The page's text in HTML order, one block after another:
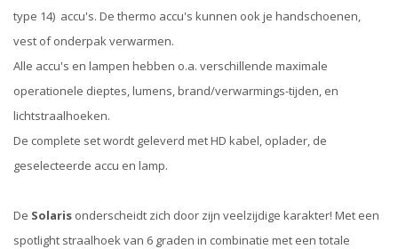
type 14) accu's. De thermo accu's kunnen ook je handschoenen,
vest of onderpak verwarmen.
Alle accu's en lampen hebben o.a. verschillende maximale
operationele dieptes, lumens, brand/verwarmings-tijden, en
lichtstraalhoeken.
De complete set wordt geleverd met HD kabel, oplader, de
geselecteerde accu en lamp.
De Solaris onderscheidt zich door zijn veelzijdige karakter! Met een
spotlight straalhoek van 6 graden in combinatie met een totale